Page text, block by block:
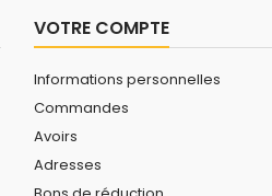
VOTRE COMPTE
Informations personnelles
Commandes
Avoirs
Adresses